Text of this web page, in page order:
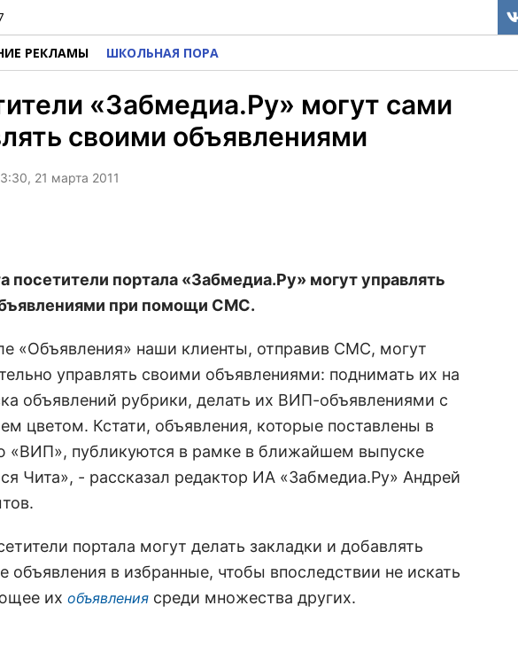
РЕКЛАМЫ ШКОЛЬНАЯ ПОРА
«Забмедиа.Ру» могут сами
своими объявлениями
21 марта 2011
посетители портала «Забмедиа.Ру» могут управлять
при помощи СМС.
«Объявления» наши клиенты, отправив СМС, могут
управлять своими объявлениями: поднимать их на
объявлений рубрики, делать их ВИП-объявлениями с
цветом. Кстати, объявления, которые поставлены в
«ВИП», публикуются в рамке в ближайшем выпуске
Чита», - рассказал редактор ИА «Забмедиа.Ру» Андрей
портала могут делать закладки и добавлять
объявления в избранные, чтобы впоследствии не искать
их объявления среди множества других.